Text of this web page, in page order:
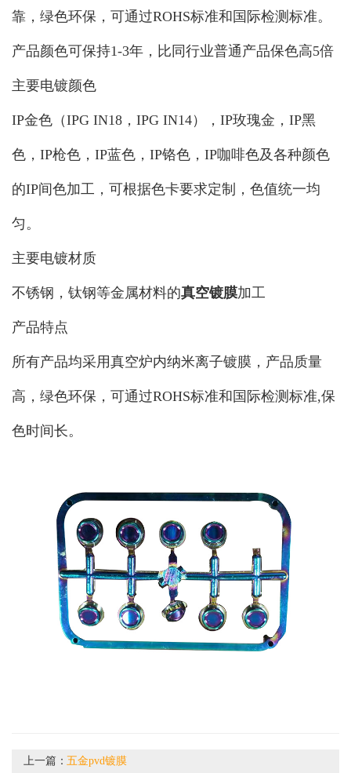
靠，绿色环保，可通过ROHS标准和国际检测标准。
产品颜色可保持1-3年，比同行业普通产品保色高5倍
主要电镀颜色
IP金色（IPG IN18，IPG IN14），IP玫瑰金，IP黑
色，IP枪色，IP蓝色，IP铬色，IP咖啡色及各种颜色
的IP间色加工，可根据色卡要求定制，色值统一均
匀。
主要电镀材质
不锈钢，钛钢等金属材料的真空镀膜加工
产品特点
所有产品均采用真空炉内纳米离子镀膜，产品质量
高，绿色环保，可通过ROHS标准和国际检测标准,保
色时间长。
上一篇：五金pvd镀膜